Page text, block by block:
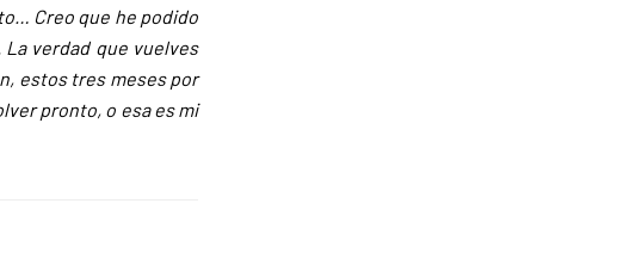
Creo que he podido
verdad que vuelves
estos tres meses por
pronto, o esa es mi